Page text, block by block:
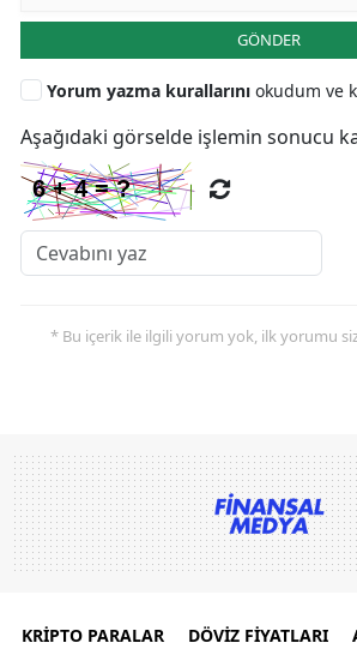
GÖNDER
Yorum yazma kurallarını okudum ve
Aşağıdaki görselde işlemin sonucu
* Bu içerik ile ilgili yorum yok, ilk yorumu siz
KRİPTO PARALAR DÖVİZ FİYATLARI